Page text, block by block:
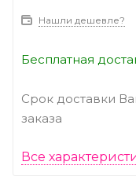
Нашли дешевле?
Бесплатная
Срок доставки
заказа
Все